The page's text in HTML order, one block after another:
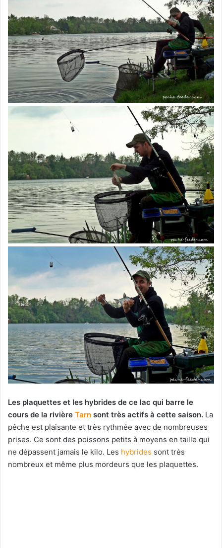
Les plaquettes et les hybrides de ce lac qui barre le
cours de la rivière Tarn sont très actifs à cette saison. La
pêche est plaisante et très rythmée avec de nombreuses
prises. Ce sont des poissons petits à moyens en taille qui
ne dépassent jamais le kilo. Les hybrides sont très
nombreux et même plus mordeurs que les plaquettes.